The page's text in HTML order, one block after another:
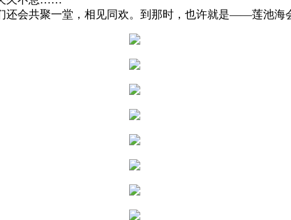
会共聚一堂，相见同欢。到那时，也许就是——莲池海